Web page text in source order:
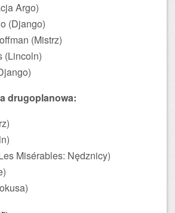
Argo)
(Django)
(Mistrz)
(Lincoln)
drugoplanowa:
Misérables: Nędznicy)